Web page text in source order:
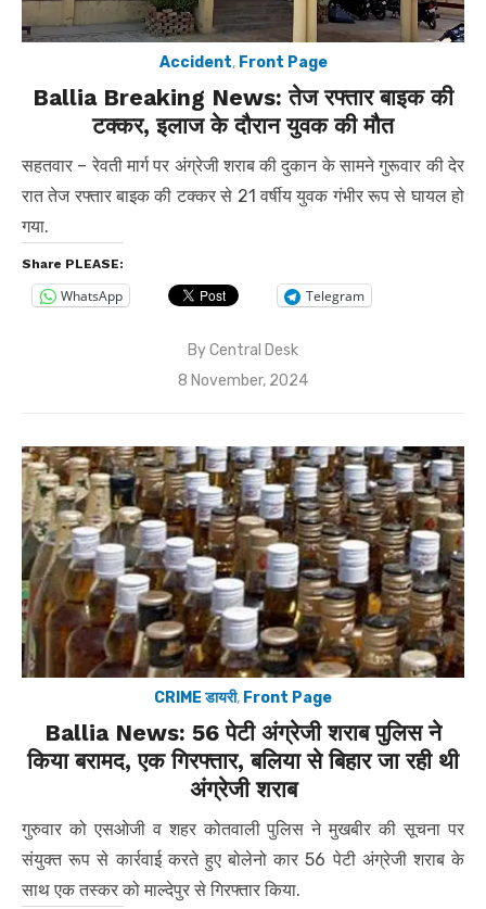
Accident, Front Page
Ballia Breaking News: तेज रफ्तार बाइक की
टक्कर, इलाज के दौरान युवक की मौत
सहतवार – रेवती मार्ग पर अंग्रेजी शराब की दुकान के सामने गुरूवार की देर
रात तेज रफ्तार बाइक की टक्कर से 21 वर्षीय युवक गंभीर रूप से घायल हो
गया.
Share PLEASE:
WhatsApp Telegram
ByCentral Desk
Posted
8 November, 2024
CRIME डायरी, Front Page
Ballia News: 56 पेटी अंग्रेजी शराब पुलिस ने
किया बरामद, एक गिरफ्तार, बलिया से बिहार जा रही थी
अंग्रेजी शराब
गुरुवार को एसओजी व शहर कोतवाली पुलिस ने मुखबीर की सूचना पर
संयुक्त रूप से कार्रवाई करते हुए बोलेनो कार 56 पेटी अंग्रेजी शराब के
साथ एक तस्कर को माल्देपुर से गिरफ्तार किया.